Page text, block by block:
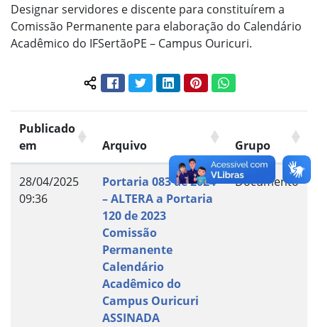
Designar servidores e discente para constituírem a
Comissão Permanente para elaboração do Calendário
Acadêmico do IFSertãoPE – Campus Ouricuri.
Compartilhar conteúdo:
FacebookTwitterLinkedInPinterestWhatsApp
Publicado
em
Arquivo Grupo
28/04/2025
09:36
Portaria 083 de 2024
– ALTERA a Portaria
120 de 2023
Comissão
Permanente
Calendário
Acadêmico do
Campus Ouricuri
ASSINADA
Documento